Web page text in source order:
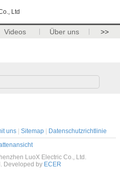
Ltd
Videos Über uns >>
uns Sitemap
Datenschutzrichtlinie
LuoX Electric Co., Ltd.
Developed by ECER